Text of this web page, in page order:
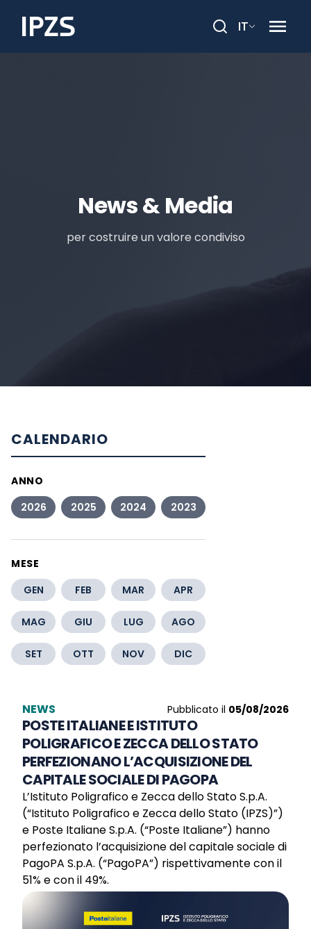
Cerca
IT
News & Media
per costruire un valore condiviso
NEWS Pubblicato il 05/08/2026
POSTE ITALIANE E ISTITUTO
POLIGRAFICO E ZECCA DELLO STATO
PERFEZIONANO L’ACQUISIZIONE DEL
CAPITALE SOCIALE DI PAGOPA
L’Istituto Poligrafico e Zecca dello Stato S.p.A.
(“Istituto Poligrafico e Zecca dello Stato (IPZS)”)
e Poste Italiane S.p.A. (“Poste Italiane”) hanno
perfezionato l’acquisizione del capitale sociale di
PagoPA S.p.A. (“PagoPA”) rispettivamente con il
51% e con il 49%.
CALENDARIO
ANNO
2026
2025 2024 2023
MESE
GEN
FEB MAR APR
MAG GIU LUG AGO
SET OTT NOV DIC